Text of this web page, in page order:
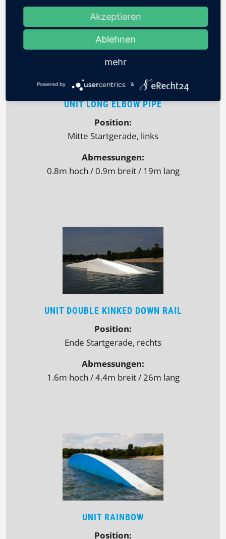
UNIT LONG ELBOW PIPE
Position:
Mitte Startgerade, links
Abmessungen:
0.8m hoch / 0.9m breit / 19m lang
UNIT DOUBLE KINKED DOWN RAIL
Position:
Ende Startgerade, rechts
Abmessungen:
1.6m hoch / 4.4m breit / 26m lang
UNIT RAINBOW
Position:
Akzeptieren
Ablehnen
mehr
Powered by &